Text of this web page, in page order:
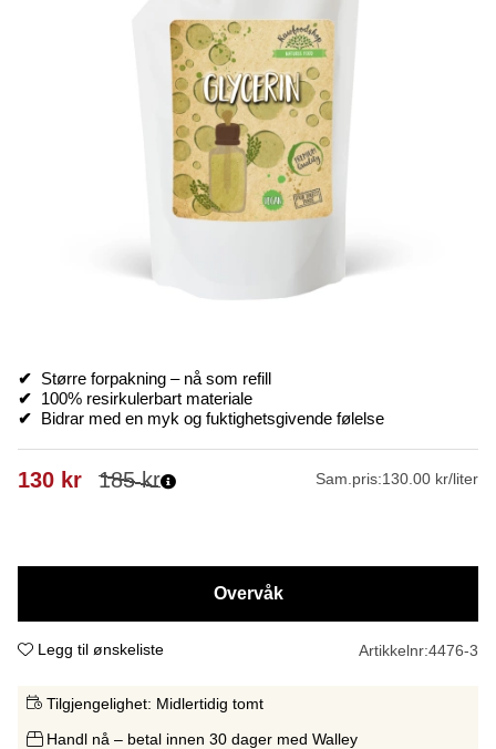
✔
Større forpakning – nå som refill
✔ 100% resirkulerbart materiale
✔ Bidrar med en myk og fuktighetsgivende følelse
185kr
130 kr Sam.pris:130.00 kr/liter
Overvåk
Legg til ønskeliste Artikkelnr:4476-3
Tilgjengelighet: Midlertidig tomt
Handl nå – betal innen 30 dager med Walley